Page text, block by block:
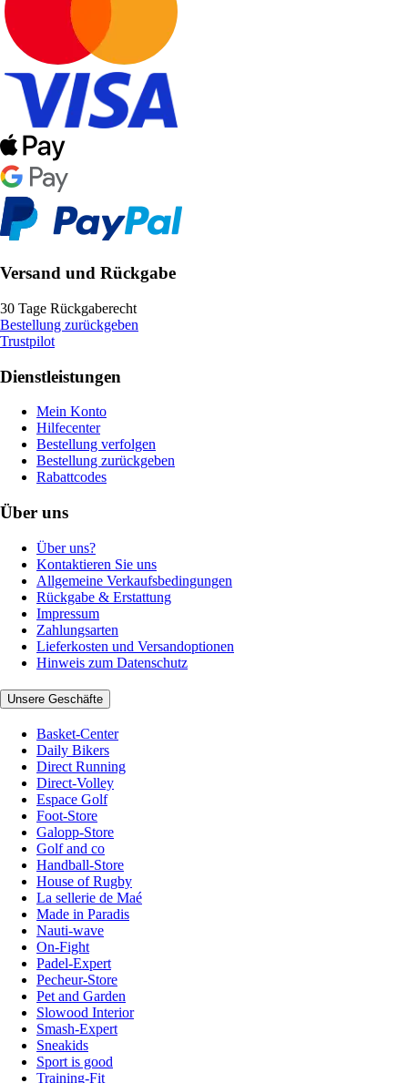
Versand und Rückgabe
30 Tage Rückgaberecht
Bestellung zurückgeben
Trustpilot
Dienstleistungen
Mein Konto
Hilfecenter
Bestellung verfolgen
Bestellung zurückgeben
Rabattcodes
Über uns
Über uns?
Kontaktieren Sie uns
Allgemeine Verkaufsbedingungen
Rückgabe & Erstattung
Impressum
Zahlungsarten
Lieferkosten und Versandoptionen
Hinweis zum Datenschutz
Unsere Geschäfte
Basket-Center
Daily Bikers
Direct Running
Direct-Volley
Espace Golf
Foot-Store
Galopp-Store
Golf and co
Handball-Store
House of Rugby
La sellerie de Maé
Made in Paradis
Nauti-wave
On-Fight
Padel-Expert
Pecheur-Store
Pet and Garden
Slowood Interior
Smash-Expert
Sneakids
Sport is good
Training-Fit